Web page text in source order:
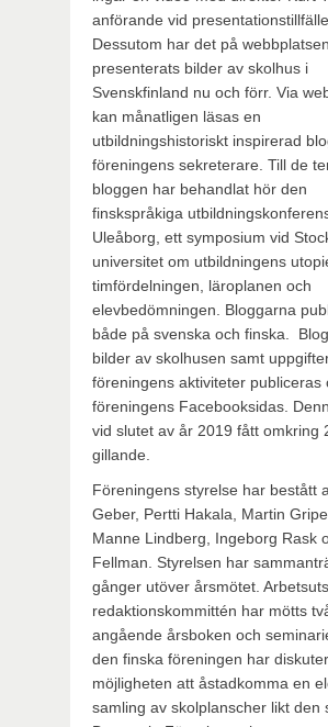
anförande vid
Dessutom har det på webbplatsen
presenterats bilder av skolhus i
Svenskfinland nu och förr. Via
kan månatligen läsas en
utbildningshistoriskt inspirerad
föreningens sekreterare. Till de
bloggen har behandlat hör den
finskspråkiga
Uleåborg, ett symposium vid
universitet om utbildningens
timfördelningen, läroplanen och
elevbedömningen. Bloggarna
både på svenska och finska.
bilder av skolhusen samt
föreningens aktiviteter publiceras
föreningens Facebooksidas.
vid slutet av år 2019 fått omkring
gillande.
Föreningens styrelse har bestått
Geber, Pertti Hakala, Martin
Manne Lindberg, Ingeborg Rask
Fellman. Styrelsen har
gånger utöver årsmötet.
redaktionskommittén har mötts
angående årsboken och
den finska föreningen har
möjligheten att åstadkomma en
samling av skolplanscher likt den